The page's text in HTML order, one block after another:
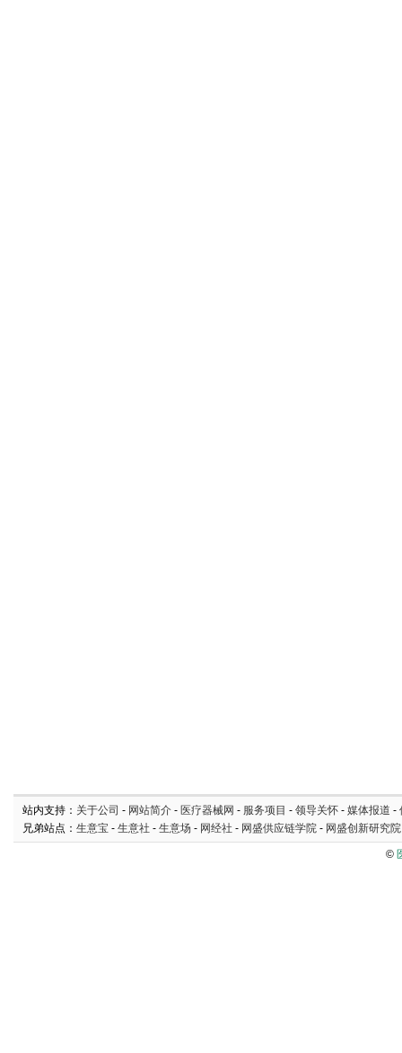
站内支持： 关于公司 - 网站简介 - 医疗器械网 - 服务项目 - 领导关怀 - 媒体报道 -
兄弟站点： 生意宝 - 生意社 - 生意场 - 网经社 - 网盛供应链学院 - 网盛创新研究院
©